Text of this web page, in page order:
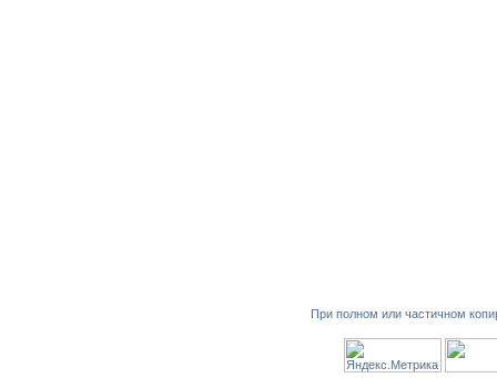
При полном или частичном